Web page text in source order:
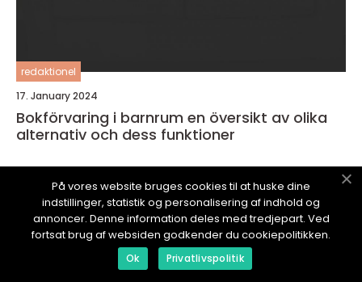
redaktionel
17. January 2024
Bokförvaring i barnrum en översikt av olika
alternativ och dess funktioner
HUS-SIDAN.se
På vores website bruges cookies til at huske dine
indstillinger, statistik og personalisering af indhold og
annoncer. Denne information deles med tredjepart. Ved
fortsat brug af websiden godkender du cookiepolitikken.
Ok Privatlivspolitik